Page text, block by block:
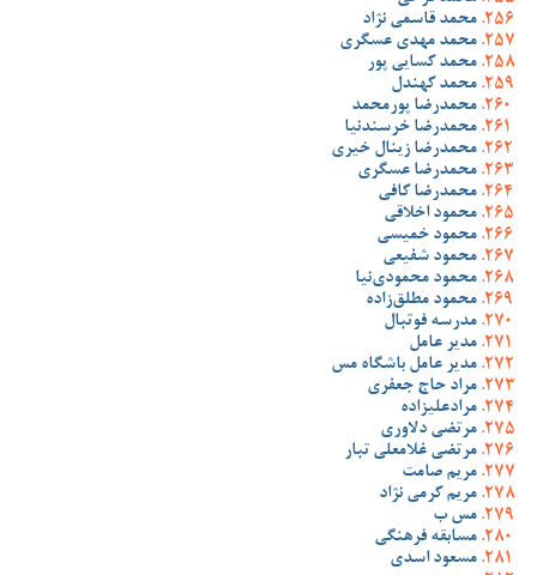
محمد قاسمی نژاد
محمد مهدی عسگری
محمد کسایی پور
محمد کهندل
محمدرضا پورمحمد
محمدرضا خرسندنیا
محمدرضا زینال خیری
محمدرضا عسگری
محمدرضا کافی
محمود اخلاقی
محمود خمیسی
محمود شفیعی
محمود محمودی‌نیا
محمود مطلق‌زاده
مدرسه فوتبال
مدیر عامل
مدیر عامل باشگاه مس
مراد حاج جعفری
مرادعلیزاده
مرتضی دلاوری
مرتضی غلامعلی تبار
مریم صامت
مریم کرمی نژاد
مس ب
مسابقه فرهنگی
مسعود اسدی